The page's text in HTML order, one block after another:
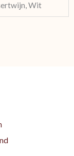
Wit